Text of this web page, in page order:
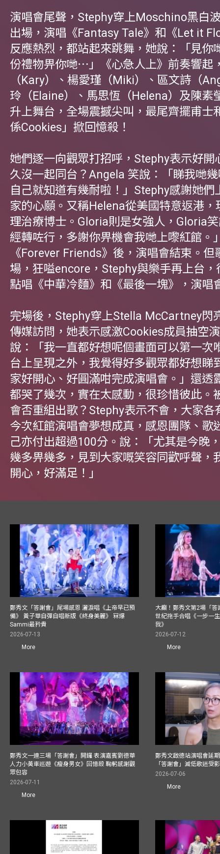
演唱會尾聲，Stephy穿上Moschino黑白
出場，演唱《Fantasy Tale》和《Let it
反應熱烈，都站起來跳舞，她說：「見你
份禮物畀你哋⋯」《心急人上》前奏響起
（Kary）、楊愛瑾（Miki）、區文詩（
玲（Elaine）、馬思恆（Helena）及陳素
升上舞台，全場震撼尖叫，最尾齊擺甫士
係Cookies」掀回憶殺！
她們逐一向觀眾打招呼，Stephy表示好開
久沒一起同台？Angela 笑說：「睇我哋
自己就知道有幾耐啦！」Stephy感謝她們
家的心願。又稱Helena從美國特意返港，
理治療博士。Gloria則是女強人，Gloria
經轉咗行，多謝你畀機會我哋上嚟紅館。
《Forever Friends》後，演唱會結束。但
場，狂嗌encore，Stephy與樂手再上台，
點唱《中華冷麵》和《最後一塊》，演唱
完場後，Stephy穿上Stella McCartney閃
傳媒訪問，她表示感激Cookies成員抽空
說：「我一直都好想呢個畫面可以第一次
台上呈現之外，我覺得好多觀眾都好想睇
家好開心、好圓滿咁完成演唱會。」還透
都哭了幾次，實在太感動，很珍惜彼此。
會否重組出歌？Stephy表示不會，大家各
今次紅館演唱會夢想成真，感恩團隊、歌
己亦付出超過100分。說：「尤其是今晚
幾多畀幾多，見到大家嘅笑容同歡呼聲，
開心，好滿足！」
鄭秀文「答謝會」尾場感恩 灑淚唱《上帝早已預
備》 黃子華自彈自唱新版《終身美麗》 冧爆
Sammi最矜貴
2026-07-13
More
大癲！鄭秀文第2場「
世紀拖手合唱《一步一
我》
2026-07-12
More
鄭秀文一連三場「答謝會」開鑼 表演嘉賓劉德華
人力小黃車巡遊《瘦身男女》回憶殺 鞠躬感謝觀
眾包容
2026-07-11
More
鄭秀文啟德站演唱會延
「答謝會」減低歌迷受
2026-07-06
More